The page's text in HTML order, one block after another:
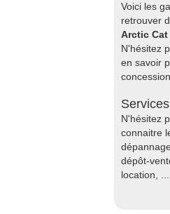
Voici les
retrouver
Arctic Cat
N'hésitez
en savoir
concession.
N'hésitez
connaitre
dépôt-
location, ...